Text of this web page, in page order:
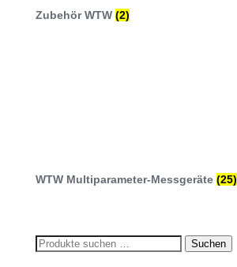
Zubehör WTW (2)
WTW Multiparameter-Messgeräte (25)
Suchen
Suchen